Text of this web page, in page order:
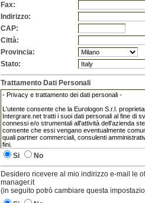
Fax:
Indirizzo:
CAP:
Città:
Provincia:
Stato:
Trattamento Dati Personali
Si No
Desidero ricevere al mio indirizzo e-mail le
manager.it
(in seguito potrò cambiare questa